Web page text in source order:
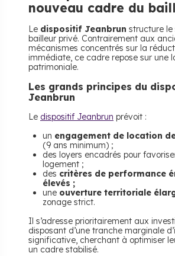
nouveau cadre du
Le dispositif Jeanbrun structure
bailleur privé. Contrairement aux
mécanismes concentrés sur la
immédiate, ce cadre repose sur une
patrimoniale.
Les grands principes du
Jeanbrun
Le dispositif Jeanbrun prévoit :
un engagement de location
(9 ans minimum) ;
des loyers encadrés pour
logement ;
des critères de performance
élevés ;
une ouverture territoriale
zonage strict.
Il s’adresse prioritairement aux
disposant d’une tranche marginale
significative, cherchant à optimiser
un cadre stabilisé.